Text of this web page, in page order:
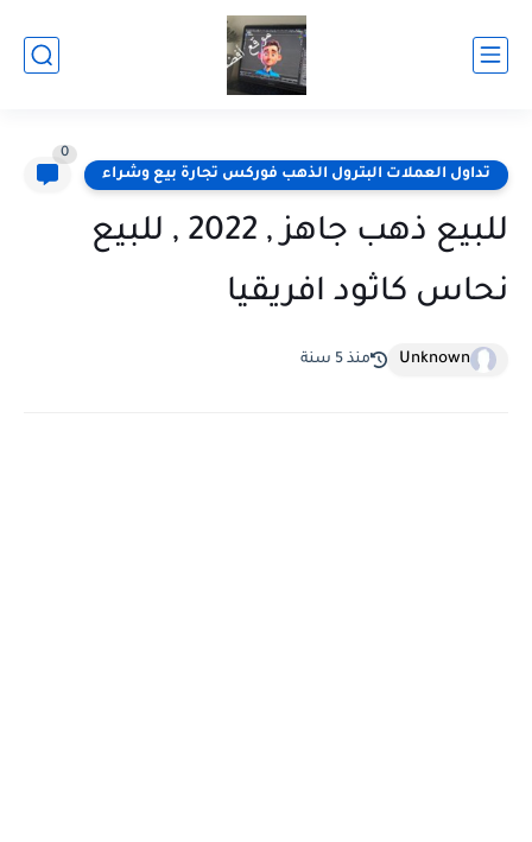
تداول العملات البترول الذهب فوركس تجارة بيع وشراء
0
للبيع ذهب جاهز , 2022 , للبيع
نحاس كاثود افريقيا
Unknown منذ 5 سنة